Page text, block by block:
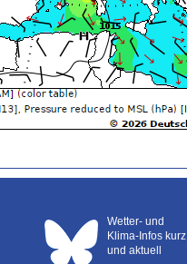
Wetter- und
Klima-Infos kurz
und aktuell